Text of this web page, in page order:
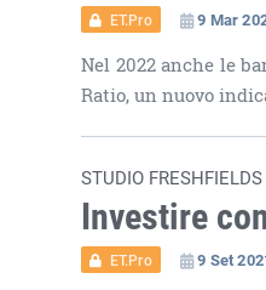
ET.Pro 9 Mar
Nel 2022 anche le
Ratio, un nuovo
STUDIO
Investire
ET.Pro 9 Set